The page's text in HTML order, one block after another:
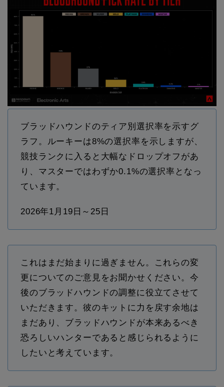
ブラッドハウンドのティア別選択率を示すグ
ラフ。ルーキーは8%の選択率を示しますが、
競技ランクに入ると大幅なドロップオフがあ
り、マスターではわずか0.1%の選択率となっ
ています。
2026年1月19日～25日
これはまだ始まりに過ぎません。これらの変
更についてのご意見をお聞かせください。今
後のブラッドハウンドの調整に役立てさせて
いただきます。彼のキットに力を戻す余地は
まだあり、ブラッドハウンドが本来あるべき
恐ろしいハンターであると感じられるように
したいと考えています。